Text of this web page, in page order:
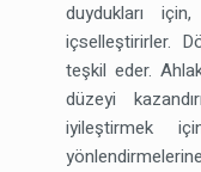
duydukları
içselleştirirler.
teşkil eder.
düzeyi
iyileştirmek